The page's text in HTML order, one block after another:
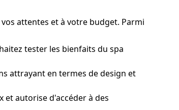
attentes et à votre budget. Parmi
tester les bienfaits du spa
attrayant en termes de design et
et autorise d'accéder à des